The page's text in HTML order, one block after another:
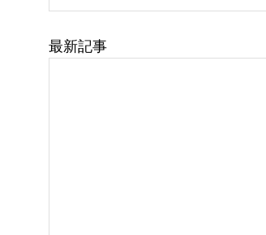
最新記事